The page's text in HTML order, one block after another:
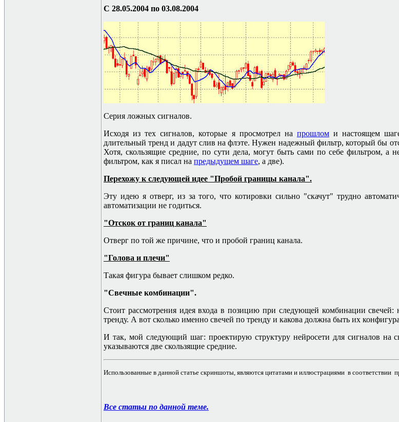
С 28.05.2004 по 03.08.2004
Серия ложных сигналов.
Исходя из тех сигналов, которые я просмотрел на прошломи настоящем
длительный тренд и дадут слив на флэте. Нужен надежный фильтр, который бы
Хотя, скользящие средние, по сути дела, могут быть сами по себе фильтром, а
фильтром, как я писал на предыдущем шаге, а две).
Перехожу к следующей идее "Пробой границы канала".
Эту идею я отверг, из за того, что котировки сильно "скачут" трудно
автоматизации не годиться.
"Отскок от границ канала"
Отверг по той же причине, что и пробой границ канала.
"Голова и плечи"
Такая фигура бывает слишком редко.
"Свечные комбинации".
Стоит рассмотрения идея входа в позицию при следующей комбинации
тренду. А вот сколько именно свечей по тренду и какова должна быть их
И так, мой следующий шаг: проектирую структуру нейросети для сигналов на
указываются две скользящие средние.
Использованные в данной статье скриншоты, являются цитатами и иллюстрациями в
Все статьи по данной теме.